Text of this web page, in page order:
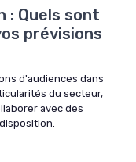
: Quels sont
prévisions
d'audiences dans
du secteur,
avec des